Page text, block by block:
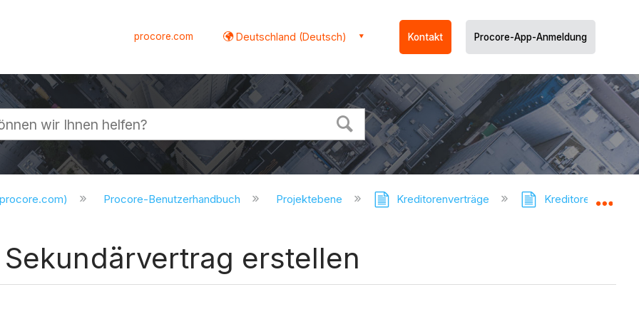
procore.com Deutschland (Deutsch) Kontakt Procore-App-Anmeldung
Procore-Benutzerhandbuch Projektebene Kreditorenverträge
erstellen